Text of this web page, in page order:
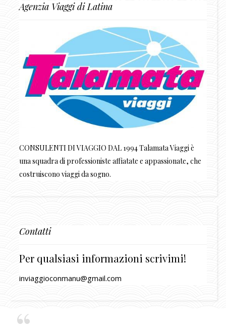
Agenzia Viaggi di Latina
CONSULENTI DI VIAGGIO DAL 1994 Talamata Viaggi è
una squadra di professioniste affiatate e appassionate, che
costruiscono viaggi da sogno.
Contatti
Per qualsiasi informazioni scrivimi!
inviaggioconmanu@gmail.com